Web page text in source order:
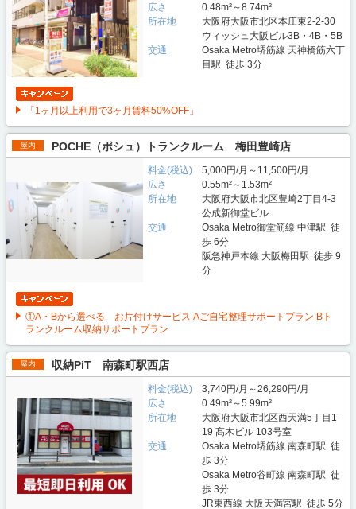
広さ
0.48m²～8.74m²
所在地
大阪府大阪市北区本庄東2-2-30
ウィッシュ大阪ビル3B・4B・5B
交通
Osaka Metro堺筋線 天神橋筋六丁
目駅 徒歩 3分
「1ヶ月以上利用で3ヶ月賃料50%OFF」
屋内 POCHE（ポシュ）トランクルーム 梅田豊崎店
料金(税込)
5,000円/月～11,500円/月
広さ
0.55m²～1.53m²
所在地
大阪府大阪市北区豊崎2丁目4-3
公成新御堂ビル
交通
Osaka Metro御堂筋線 中津駅 徒
歩 6分
阪急神戸本線 大阪梅田駅 徒歩 9
分
①A・Bから選べる お片付けサービス Aご自宅整理サポートプラン Bト
ランクルーム収納サポートプラン
屋内 収納PiT 南森町駅西店
料金(税込)
3,740円/月～26,290円/月
広さ
0.49m²～5.99m²
所在地
大阪府大阪市北区西天満5丁目1-
19 髙木ビル 103号室
交通
Osaka Metro堺筋線 南森町駅 徒
歩 3分
Osaka Metro谷町線 南森町駅 徒
歩 3分
JR東西線 大阪天満宮駅 徒歩 5分